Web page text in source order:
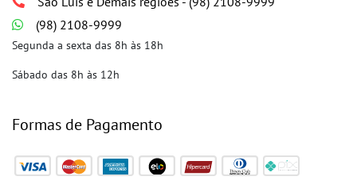
(98) 2108-9999
Segunda a sexta das 8h às 18h
Sábado das 8h às 12h
Formas de Pagamento